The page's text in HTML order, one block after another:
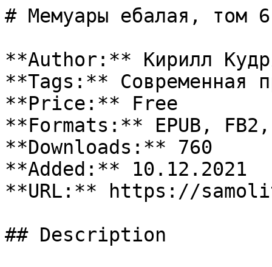
# Мемуары ебалая, том 6
**Author:** Кирилл
**Tags:** Современная
**Price:** Free
**Formats:** EPUB, FB2,
**Downloads:** 760
**Added:** 10.12.2021
**URL:** https://
## Description